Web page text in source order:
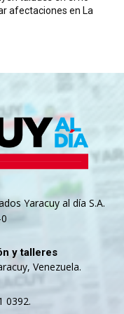
afectaciones en La
Yaracuy al día S.A.
y talleres
Venezuela.
0392.